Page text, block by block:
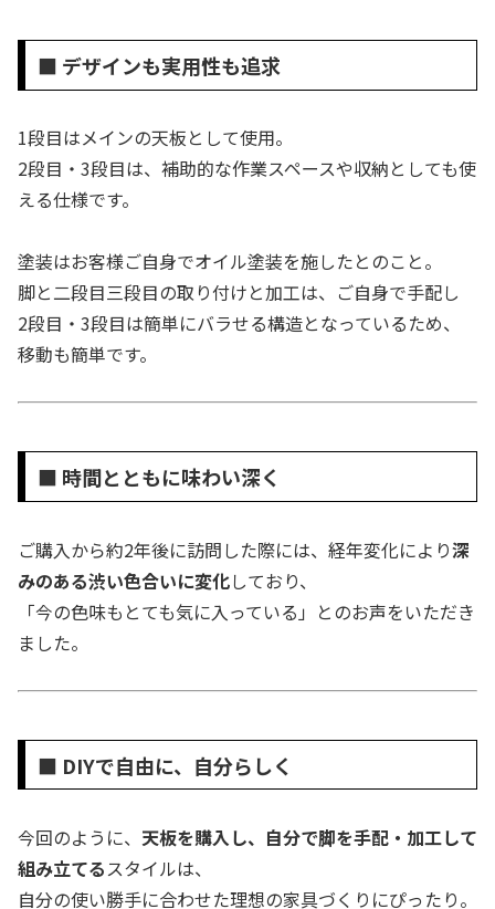
■ デザインも実用性も追求
1段目はメインの天板として使用。
2段目・3段目は、補助的な作業スペースや収納としても使
える仕様です。
塗装はお客様ご自身でオイル塗装を施したとのこと。
脚と二段目三段目の取り付けと加工は、ご自身で手配し
2段目・3段目は簡単にバラせる構造となっているため、
移動も簡単です。
■ 時間とともに味わい深く
ご購入から約2年後に訪問した際には、経年変化により深
みのある渋い色合いに変化しており、
「今の色味もとても気に入っている」とのお声をいただき
ました。
■ DIYで自由に、自分らしく
今回のように、 天板を購入し、自分で脚を手配・加工して
組み立てるスタイルは、
自分の使い勝手に合わせた理想の家具づくりにぴったり。